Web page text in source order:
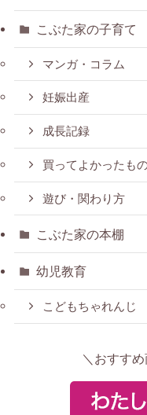
こぶた家の子育て
マンガ・コラム
妊娠出産
成長記録
買ってよかったも
遊び・関わり方
こぶた家の本棚
幼児教育
こどもちゃれんじ
＼おすす